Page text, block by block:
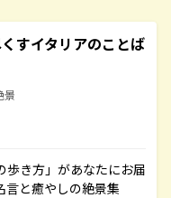
すイタリアのことば
景
歩き方」があなたにお届
言と癒やしの絶景集